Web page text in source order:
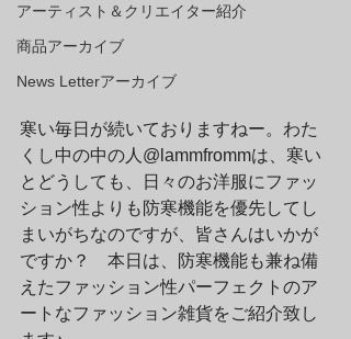
アーティスト＆クリエイター紹介
商品アーカイブ
News Letterアーカイブ
寒い毎日が続いておりますねー。わた
くし中の中の人@lammfrommは、寒い
とどうしても、日々のお洋服にファッ
ション性よりも防寒機能を優先してし
まいがちなのですが、皆さんはいかが
ですか？　本日は、防寒機能も兼ね備
えたファッション性パーフェクトのア
ートなファッション雑貨をご紹介致し